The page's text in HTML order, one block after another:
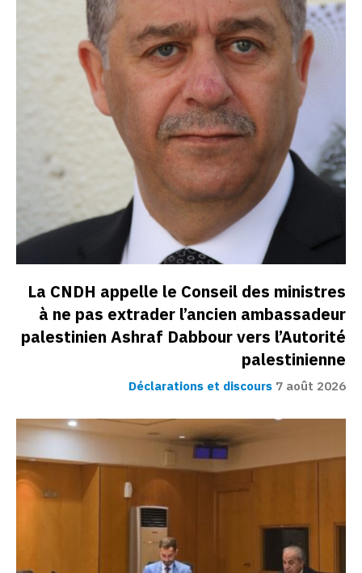
La CNDH appelle le Conseil des ministres
à ne pas extrader l’ancien ambassadeur
palestinien Ashraf Dabbour vers l’Autorité
palestinienne
Déclarations et discours 7 août 2026